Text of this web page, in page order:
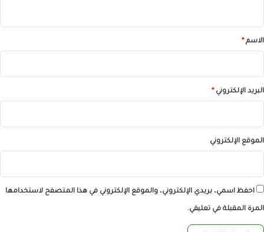
*الاسم *
البريد الإلكتروني *
الموقع الإلكتروني
احفظ اسمي، بريدي الإلكتروني، والموقع الإلكتروني في هذا المتصفح لاستخدامها
المرة المقبلة في تعليقي.